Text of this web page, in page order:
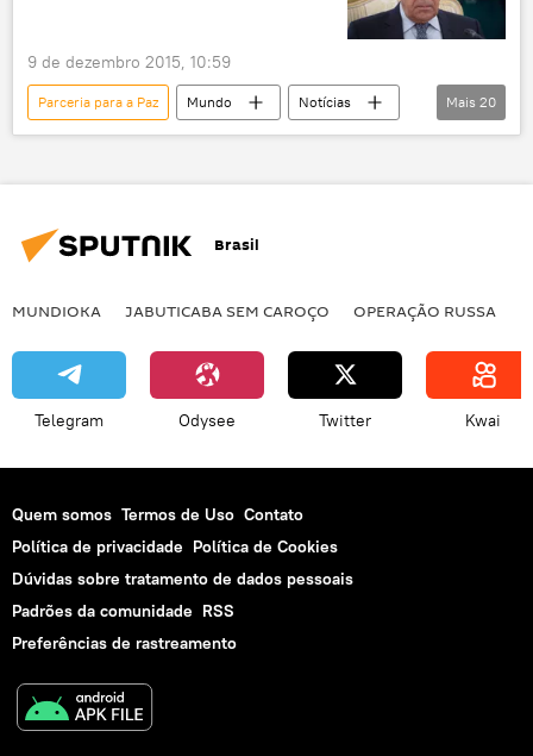
9 de dezembro 2015, 10:59
Parceria para a Paz Mundo
Notícias
Aviação russa combate terrorismo na Síria
Vladimir Putin
Sergei Lavrov
Estado Islâmico
Diálogo Mediterrâneo 2015
armas nucleares
ameaça nuclear
ataque nuclear
bomba nuclear
terroristas
terrorismo Rússia
Mais 20
Brasil
MUNDIOKA JABUTICABA SEM CAROÇO OPERAÇÃO RUSSA
Telegram Odysee Twitter Kwai
Quem somos Termos de Uso Contato
Política de privacidade Política de Cookies
Dúvidas sobre tratamento de dados pessoais
Padrões da comunidade RSS
Preferências de rastreamento